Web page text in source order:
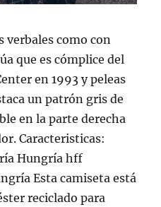
verbales como con
que es cómplice del
en 1993 y peleas
un patrón gris de
en la parte derecha
Caracteristicas:
Hungría hff
Esta camiseta está
reciclado para